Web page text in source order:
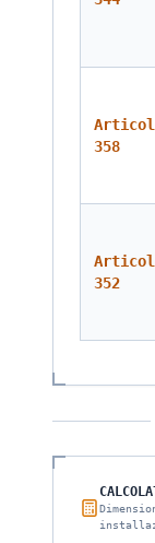
358
352